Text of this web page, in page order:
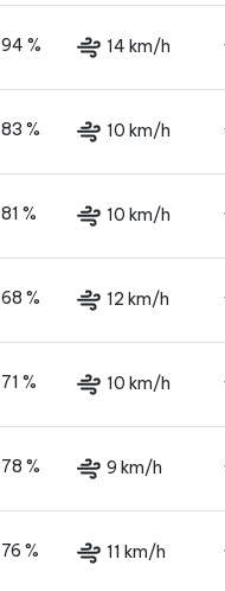
94 % 14 km/h
83 % 10 km/h
81 % 10 km/h
68 % 12 km/h
71 % 10 km/h
78 % 9 km/h
76 % 11 km/h